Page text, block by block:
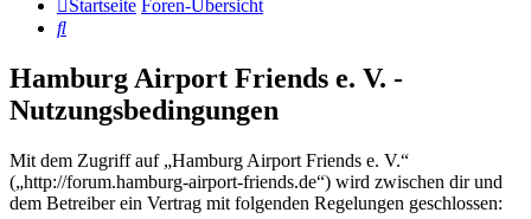
Startseite Foren-Übersicht
Suche
Hamburg Airport Friends e. V. -
Nutzungsbedingungen
Mit dem Zugriff auf „Hamburg Airport Friends e. V.“
(„http://forum.hamburg-airport-friends.de“) wird zwischen dir und
dem Betreiber ein Vertrag mit folgenden Regelungen geschlossen: